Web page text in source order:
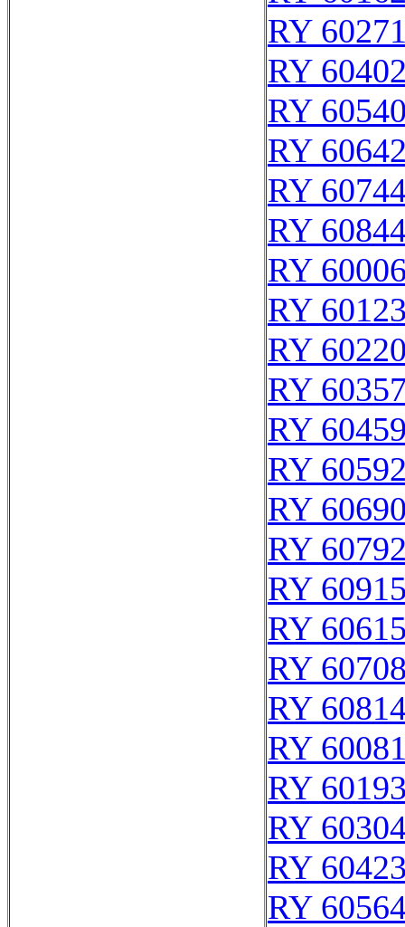
RY
RY
RY
RY
RY
RY
RY
RY
RY
RY
RY
RY
RY
RY
RY
RY
RY
RY
RY
RY
RY
RY
RY